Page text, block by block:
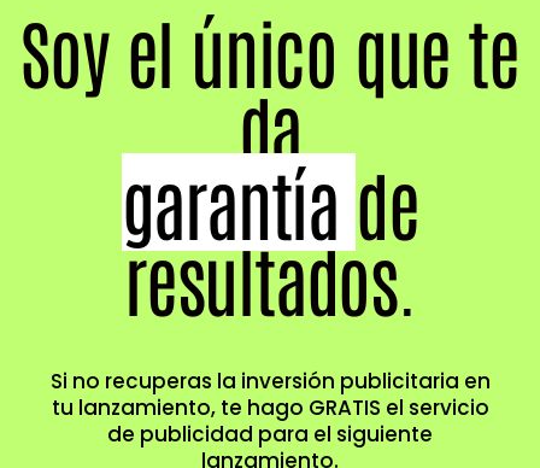
Soy el único que te
da
garantía de
resultados.
Si no recuperas la inversión publicitaria en
tu lanzamiento, te hago GRATIS el servicio
de publicidad para el siguiente
lanzamiento.